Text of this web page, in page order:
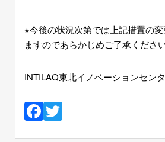
※今後の状況次第では上記措置の
ますのであらかじめご了承ください
INTILAQ東北イノベーションセン
Facebook